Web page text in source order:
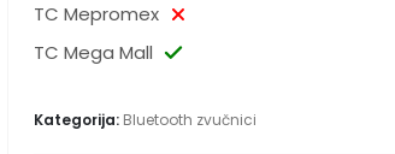
TC Mepromex
TC Mega Mall
Kategorija: Bluetooth zvučnici